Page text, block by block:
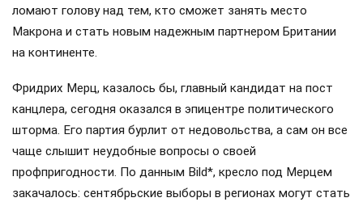
ломают голову над тем, кто сможет занять место
Макрона и стать новым надежным партнером Британии
на континенте.
Фридрих Мерц, казалось бы, главный кандидат на пост
канцлера, сегодня оказался в эпицентре политического
шторма. Его партия бурлит от недовольства, а сам он все
чаще слышит неудобные вопросы о своей
профпригодности. По данным Bild*, кресло под Мерцем
закачалось: сентябрьские выборы в регионах могут стать